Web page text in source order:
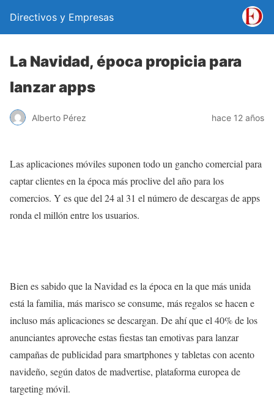
Directivos y Empresas
La Navidad, época propicia para
lanzar apps
Alberto Pérez hace 12 años
Las aplicaciones móviles suponen todo un gancho comercial para
captar clientes en la época más proclive del año para los
comercios. Y es que del 24 al 31 el número de descargas de apps
ronda el millón entre los usuarios.
Bien es sabido que la Navidad es la época en la que más unida
está la familia, más marisco se consume, más regalos se hacen e
incluso más aplicaciones se descargan. De ahí que el 40% de los
anunciantes aproveche estas fiestas tan emotivas para lanzar
campañas de publicidad para smartphones y tabletas con acento
navideño, según datos de madvertise, plataforma europea de
targeting móvil.